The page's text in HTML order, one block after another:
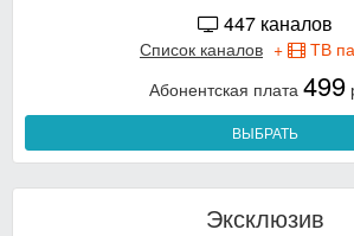
447 каналов
Список каналов +
ТВ
Абонентская плата 499
ВЫБРАТЬ
Эксклюзив